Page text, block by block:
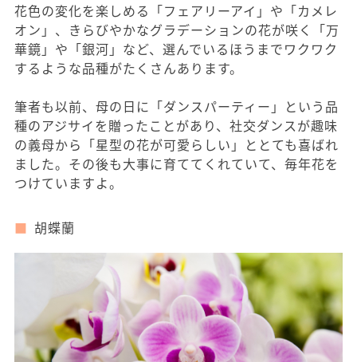
花色の変化を楽しめる「フェアリーアイ」や「カメレ
オン」、きらびやかなグラデーションの花が咲く「万
華鏡」や「銀河」など、選んでいるほうまでワクワク
するような品種がたくさんあります。
筆者も以前、母の日に「ダンスパーティー」という品
種のアジサイを贈ったことがあり、社交ダンスが趣味
の義母から「星型の花が可愛らしい」ととても喜ばれ
ました。その後も大事に育ててくれていて、毎年花を
つけていますよ。
胡蝶蘭